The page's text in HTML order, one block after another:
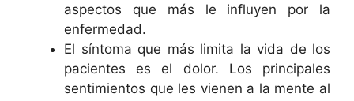
aspectos que más le influyen por la
enfermedad.
El síntoma que más limita la vida de los
pacientes es el dolor. Los principales
sentimientos que les vienen a la mente al